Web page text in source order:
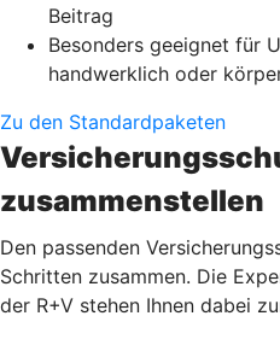
Beitrag
Besonders geeignet für
handwerklich oder
Zu den Standardpaketen
zusammenstellen
Den passenden
Schritten zusammen. Die
der R+V stehen Ihnen dabei